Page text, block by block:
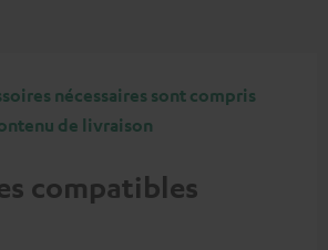
nécessaires sont compris
de livraison
compatibles